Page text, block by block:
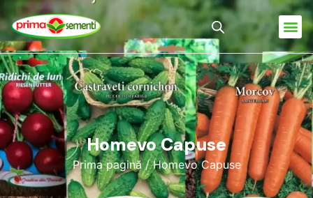
Homevo Capuse
Prima pagină/ Homevo Capuse